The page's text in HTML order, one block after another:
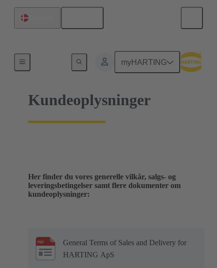
myHARTING
Kundeoplysninger
Her finder du vores generelle vilkår, salgs- og
leveringsbetingelser samt flere dokumenter om
kundeoplysninger:
General Terms of Sales and Delivery for
HARTING ApS